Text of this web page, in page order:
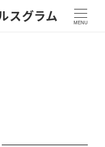
スグラム MENU